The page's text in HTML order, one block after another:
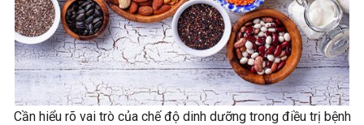
Cần hiểu rõ vai trò của chế độ dinh dưỡng trong điều trị bệnh